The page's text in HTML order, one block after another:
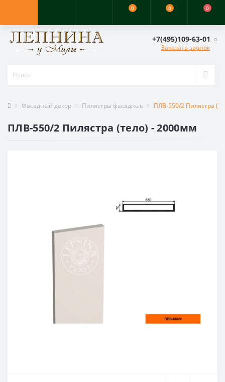
0 0 0
+7(495)109-63-01
Заказать звонок
Фасадный декор Пилястры фасадные ПЛВ-550/2 Пилястра
ПЛВ-550/2 Пилястра (тело) - 2000мм